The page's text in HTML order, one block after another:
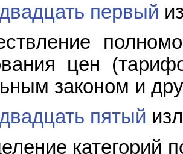
первый
цен
законом и
пятый
категорий